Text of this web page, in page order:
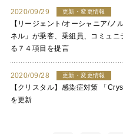
2020/09/29 更新・変更情報
【リージェント/オーシャニア/ノ
ネル」が乗客、乗組員、コミュ
る７４項目を提言
2020/09/28 更新・変更情報
【クリスタル】感染症対策 「
を更新